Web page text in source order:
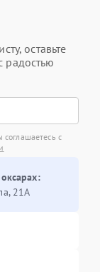
оставьте
радостью
с
21А